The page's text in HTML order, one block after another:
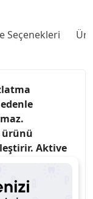
Seçenekleri
ürünü
Aktive
ile